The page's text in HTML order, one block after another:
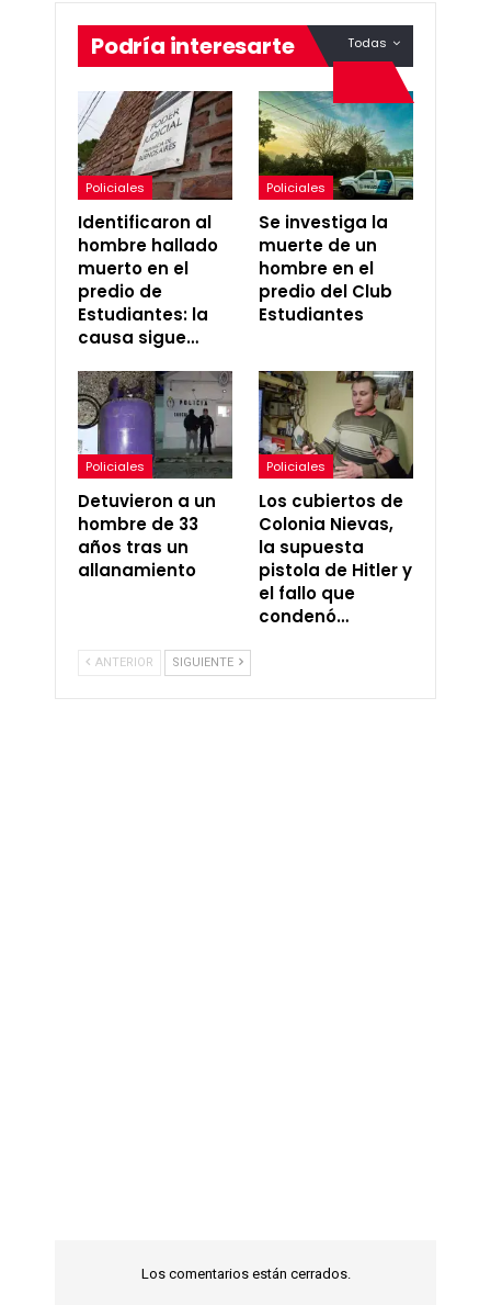
Todas
Podría interesarte
Policiales
Identificaron al
hombre hallado
muerto en el
predio de
Estudiantes: la
causa sigue…
Policiales
Se investiga la
muerte de un
hombre en el
predio del Club
Estudiantes
Policiales
Detuvieron a un
hombre de 33
años tras un
allanamiento
Policiales
Los cubiertos de
Colonia Nievas,
la supuesta
pistola de Hitler y
el fallo que
condenó…
ANTERIOR SIGUIENTE
Los comentarios están cerrados.